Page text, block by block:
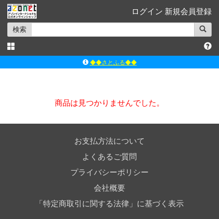
ログイン 新規会員登録
検索
◆◆さとふる◆◆
ｱｿﾞﾝｵﾝﾗｲﾝｼｮｯﾌﾟX
商品は見つかりませんでした。
お支払方法について
よくあるご質問
プライバシーポリシー
会社概要
「特定商取引に関する法律」に基づく表示